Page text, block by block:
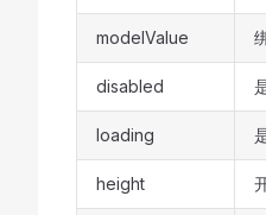
modelValue
disabled
loading
height